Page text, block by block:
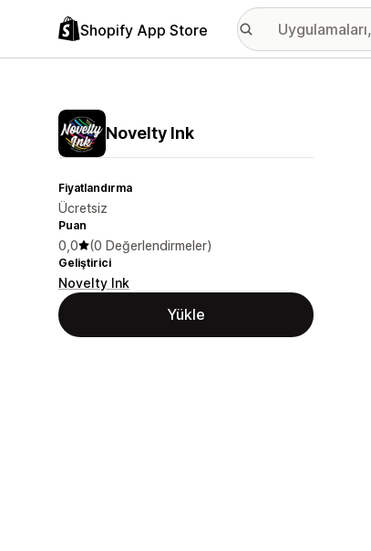
Shopify App Store
Novelty Ink
Fiyatlandırma
Ücretsiz
Puan
0,0 (0 Değerlendirmeler)
Geliştirici
Novelty Ink
Yükle